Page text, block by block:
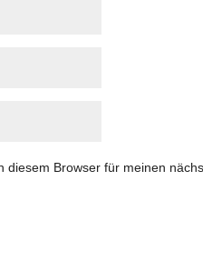
diesem Browser für meinen